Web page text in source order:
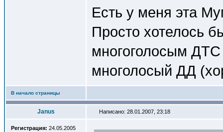
Есть у меня эта
Просто хотелось
многоголосым
многолосый ДД
В начало страницы
Janus Написано: 28.01.2007, 23:18
Регистрация: 24.05.2005